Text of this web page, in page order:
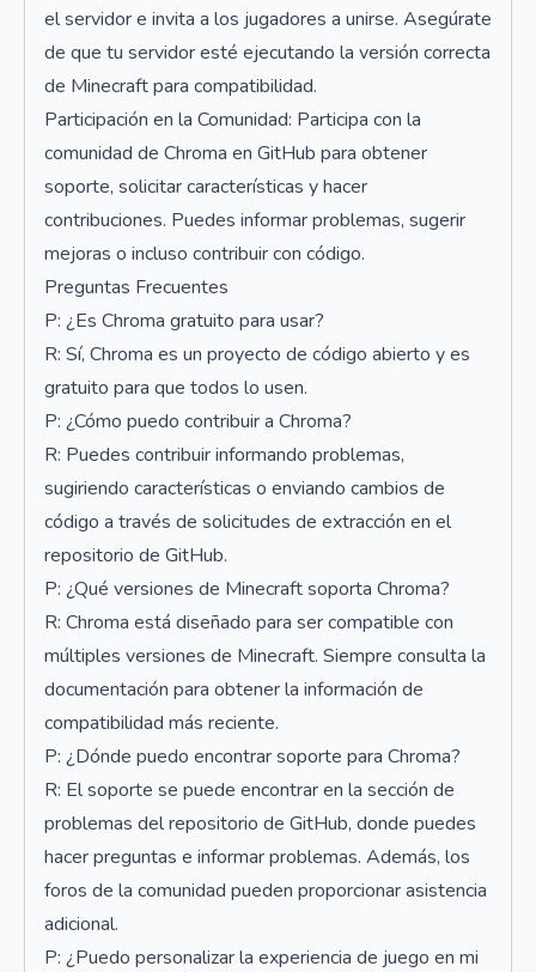
el servidor e invita a los jugadores a unirse. Asegúrate
de que tu servidor esté ejecutando la versión correcta
de Minecraft para compatibilidad.
Participación en la Comunidad: Participa con la
comunidad de Chroma en GitHub para obtener
soporte, solicitar características y hacer
contribuciones. Puedes informar problemas, sugerir
mejoras o incluso contribuir con código.
Preguntas Frecuentes
P: ¿Es Chroma gratuito para usar?
R: Sí, Chroma es un proyecto de código abierto y es
gratuito para que todos lo usen.
P: ¿Cómo puedo contribuir a Chroma?
R: Puedes contribuir informando problemas,
sugiriendo características o enviando cambios de
código a través de solicitudes de extracción en el
repositorio de GitHub.
P: ¿Qué versiones de Minecraft soporta Chroma?
R: Chroma está diseñado para ser compatible con
múltiples versiones de Minecraft. Siempre consulta la
documentación para obtener la información de
compatibilidad más reciente.
P: ¿Dónde puedo encontrar soporte para Chroma?
R: El soporte se puede encontrar en la sección de
problemas del repositorio de GitHub, donde puedes
hacer preguntas e informar problemas. Además, los
foros de la comunidad pueden proporcionar asistencia
adicional.
P: ¿Puedo personalizar la experiencia de juego en mi